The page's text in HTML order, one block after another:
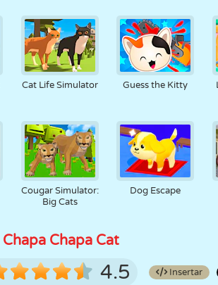
Cat Life Simulator Guess the Kitty
Cougar Simulator:
Big Cats
Dog Escape
Chapa Cat
4.5 Insertar